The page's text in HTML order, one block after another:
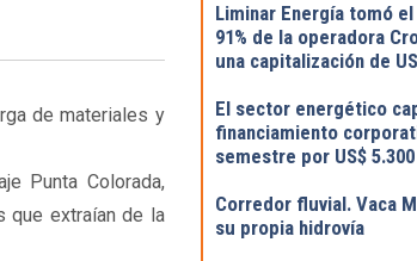
de materiales y
Punta Colorada,
que extraían de la
Liminar Energía tomó
91% de la operadora
una capitalización de
El sector energético
financiamiento
semestre por US$
Corredor fluvial. Vaca
su propia hidrovía